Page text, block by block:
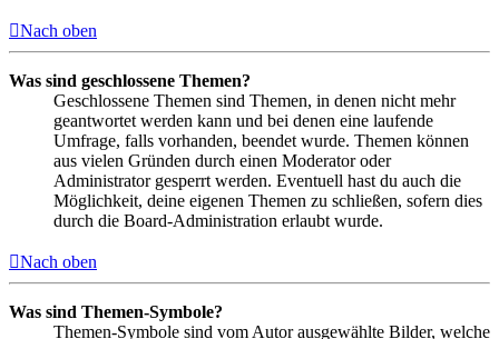
Nach oben
Was sind geschlossene Themen?
Geschlossene Themen sind Themen, in denen nicht mehr
geantwortet werden kann und bei denen eine laufende
Umfrage, falls vorhanden, beendet wurde. Themen können
aus vielen Gründen durch einen Moderator oder
Administrator gesperrt werden. Eventuell hast du auch die
Möglichkeit, deine eigenen Themen zu schließen, sofern dies
durch die Board-Administration erlaubt wurde.
Nach oben
Was sind Themen-Symbole?
Themen-Symbole sind vom Autor ausgewählte Bilder, welche